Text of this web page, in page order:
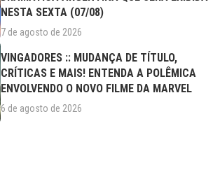
NESTA SEXTA (07/08)
7 de agosto de 2026
VINGADORES :: MUDANÇA DE TÍTULO,
CRÍTICAS E MAIS! ENTENDA A POLÊMICA
ENVOLVENDO O NOVO FILME DA MARVEL
6 de agosto de 2026